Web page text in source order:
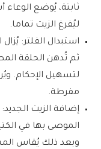
ثابتة، يُوضع
ليُفرغ الزيت تماما.
استبدال الفلتر:
ثم تُدهن الحلقة
لتسهيل الإحكام.
مفرطة.
إضافة الزيت الجديد:
الموصى بها في
وبعد ذلك يُقاس